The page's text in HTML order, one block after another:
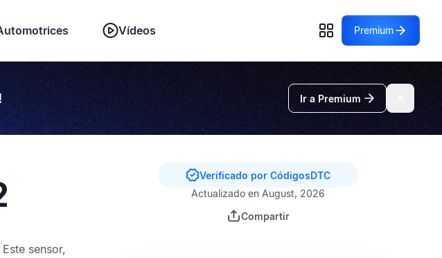
Vídeos Premium
Ir a Premium
sensor,
Verificado por CódigosDTC
Actualizado en August, 2026
Compartir